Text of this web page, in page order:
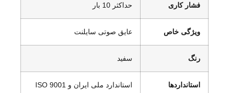
فشار کاری حداکثر 10 بار
ویژگی خاص عایق صوتی سایلنت
رنگ سفید
استانداردها استاندارد ملی ایران و ISO 9001